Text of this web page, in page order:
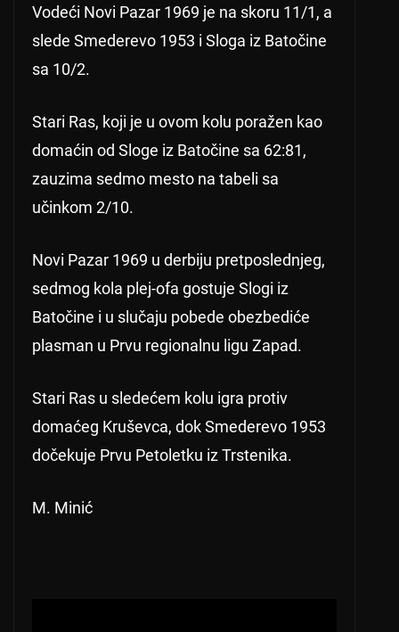
Vodeći Novi Pazar 1969 je na skoru 11/1, a
slede Smederevo 1953 i Sloga iz Batočine
sa 10/2.
Stari Ras, koji je u ovom kolu poražen kao
domaćin od Sloge iz Batočine sa 62:81,
zauzima sedmo mesto na tabeli sa
učinkom 2/10.
Novi Pazar 1969 u derbiju pretposlednjeg,
sedmog kola plej-ofa gostuje Slogi iz
Batočine i u slučaju pobede obezbediće
plasman u Prvu regionalnu ligu Zapad.
Stari Ras u sledećem kolu igra protiv
domaćeg Kruševca, dok Smederevo 1953
dočekuje Prvu Petoletku iz Trstenika.
M. Minić